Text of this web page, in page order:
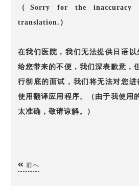
（Sorry for the inaccuracy
translation.）
在我们医院，我们无法提供日语
给您带来的不便，我们深表歉意，
行彻底的面试，我们将无法对您
使用翻译应用程序。（由于我使用
太准确，敬请谅解。）
前へ